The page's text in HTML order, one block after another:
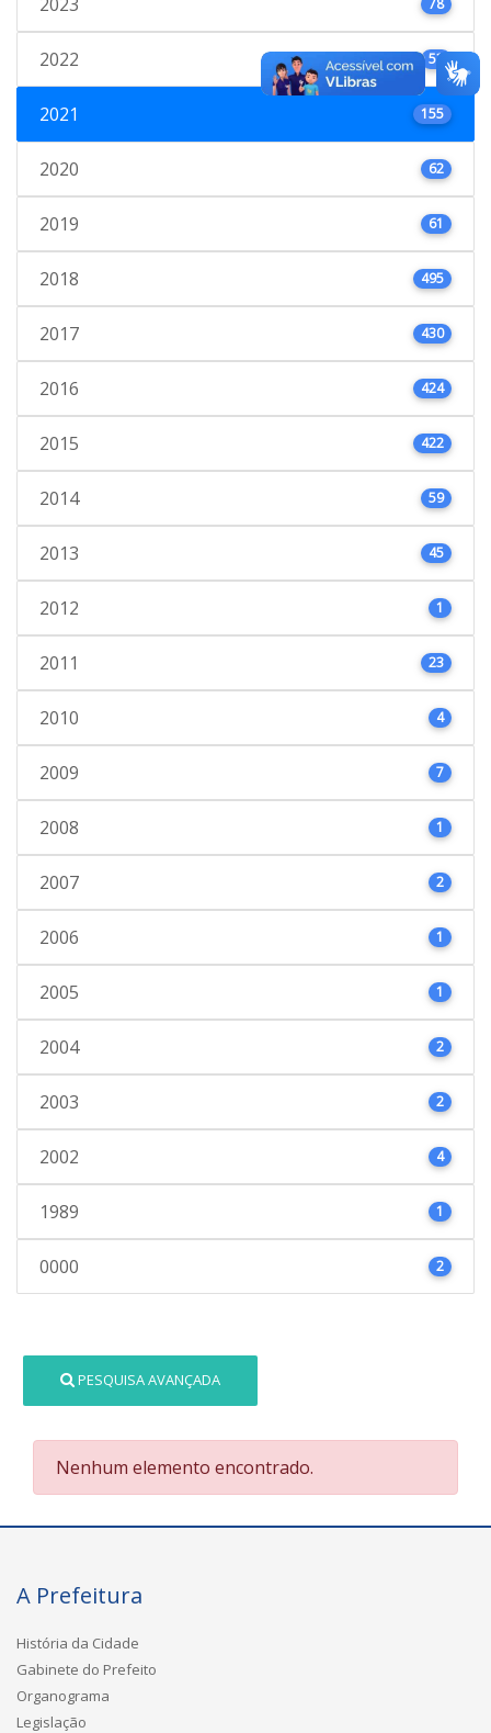
2022 53
2021 155
2020 62
2019 61
2018 495
2017 430
2016 424
2015 422
2014 59
2013 45
2012 1
2011 23
2010 4
2009 7
2008 1
2007 2
2006 1
2005 1
2004 2
2003 2
2002 4
1989 1
0000 2
PESQUISA AVANÇADA
Nenhum elemento encontrado.
A Prefeitura
História da Cidade
Gabinete do Prefeito
Organograma
Legislação